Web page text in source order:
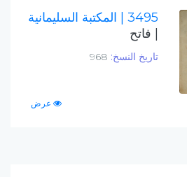
3495
| المكتبة السليمانية
| فاتح
تاريخ النسخ:
عرض